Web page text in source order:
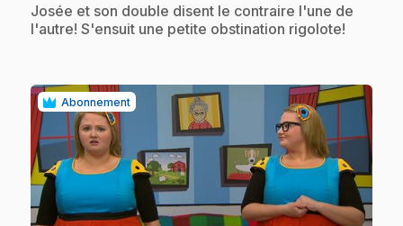
.Josée et son double disent le contraire l'une de
l'autre! S'ensuit une petite obstination rigolote!
Abonnement